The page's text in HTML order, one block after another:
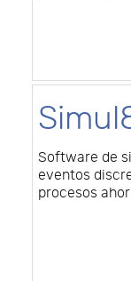
Software de
eventos
procesos